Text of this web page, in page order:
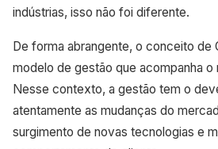
indústrias, isso não foi diferente.
De forma abrangente, o conceito de
modelo de gestão que acompanha
Nesse contexto, a gestão tem o
atentamente as mudanças do
surgimento de novas tecnologias e